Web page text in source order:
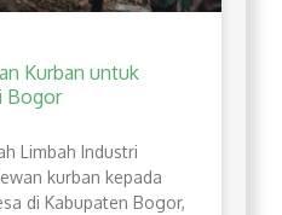
Kurban untuk
Bogor
Limbah Industri
kurban kepada
di Kabupaten Bogor,